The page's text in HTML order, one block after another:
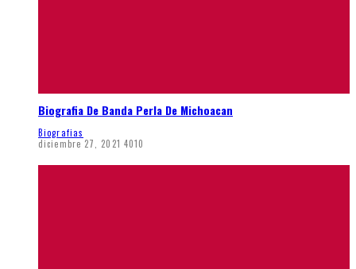
Biografia De Banda Perla De Michoacan
Biografias
diciembre 27, 2021 4010